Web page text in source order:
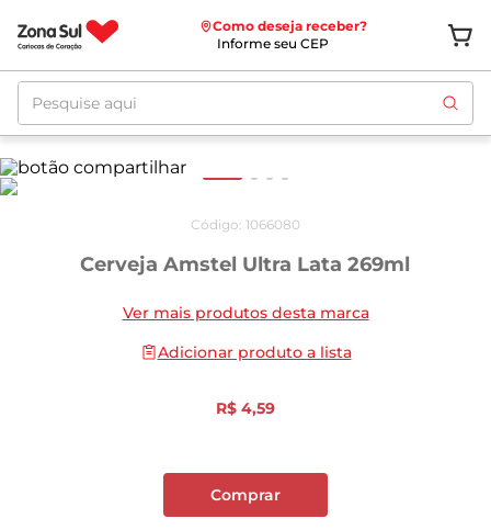
Como deseja receber?
Informe seu CEP
Pesquise aqui
Código: 1066080
Cerveja Amstel Ultra Lata 269ml
Ver mais produtos desta marca
Adicionar produto a lista
R$ 4,59
Comprar